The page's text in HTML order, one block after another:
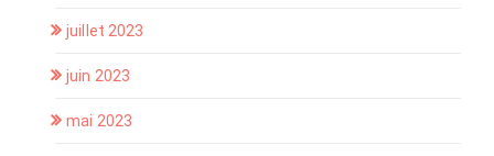
juillet 2023
juin 2023
mai 2023